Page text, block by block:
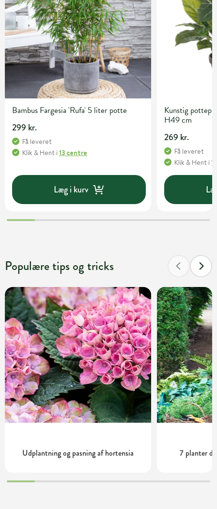
Bambus Fargesia 'Rufa' 5 liter potte
299 kr.
Få leveret
Klik & Hent i 13 centre
Læg i kurv
Kunstig
H49 cm
269 kr.
Få leveret
Klik & Hent i
Populære tips og tricks
Udplantning og pasning af hortensia 7 planter